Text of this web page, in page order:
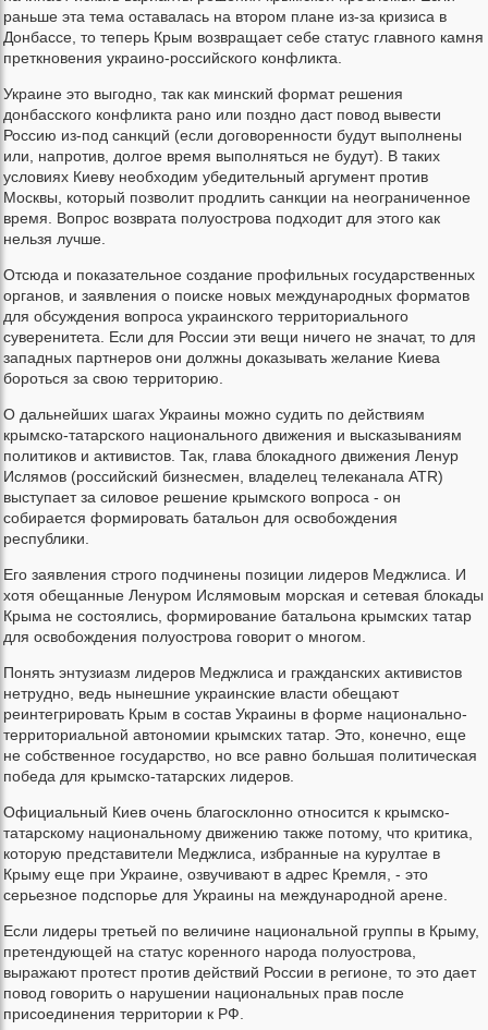
раньше эта тема оставалась на втором плане из-за кризиса в
Донбассе, то теперь Крым возвращает себе статус главного камня
преткновения украино-российского конфликта.
Украине это выгодно, так как минский формат решения
донбасского конфликта рано или поздно даст повод вывести
Россию из-под санкций (если договоренности будут выполнены
или, напротив, долгое время выполняться не будут). В таких
условиях Киеву необходим убедительный аргумент против
Москвы, который позволит продлить санкции на неограниченное
время. Вопрос возврата полуострова подходит для этого как
нельзя лучше.
Отсюда и показательное создание профильных государственных
органов, и заявления о поиске новых международных форматов
для обсуждения вопроса украинского территориального
суверенитета. Если для России эти вещи ничего не значат, то для
западных партнеров они должны доказывать желание Киева
бороться за свою территорию.
О дальнейших шагах Украины можно судить по действиям
крымско-татарского национального движения и высказываниям
политиков и активистов. Так, глава блокадного движения Ленур
Ислямов (российский бизнесмен, владелец телеканала ATR)
выступает за силовое решение крымского вопроса - он
собирается формировать батальон для освобождения
республики.
Его заявления строго подчинены позиции лидеров Меджлиса. И
хотя обещанные Ленуром Ислямовым морская и сетевая блокады
Крыма не состоялись, формирование батальона крымских татар
для освобождения полуострова говорит о многом.
Понять энтузиазм лидеров Меджлиса и гражданских активистов
нетрудно, ведь нынешние украинские власти обещают
реинтегрировать Крым в состав Украины в форме национально-
территориальной автономии крымских татар. Это, конечно, еще
не собственное государство, но все равно большая политическая
победа для крымско-татарских лидеров.
Официальный Киев очень благосклонно относится к крымско-
татарскому национальному движению также потому, что критика,
которую представители Меджлиса, избранные на курултае в
Крыму еще при Украине, озвучивают в адрес Кремля, - это
серьезное подспорье для Украины на международной арене.
Если лидеры третьей по величине национальной группы в Крыму,
претендующей на статус коренного народа полуострова,
выражают протест против действий России в регионе, то это дает
повод говорить о нарушении национальных прав после
присоединения территории к РФ.